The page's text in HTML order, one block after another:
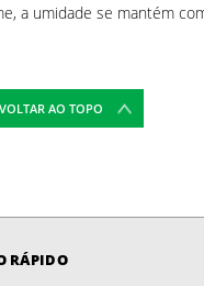
a umidade se mantém
VOLTAR AO TOPO
RÁPIDO